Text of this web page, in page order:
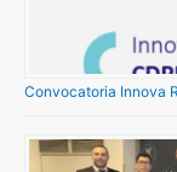
Convocatoria Innova